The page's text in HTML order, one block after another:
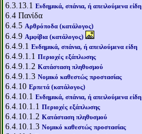
6.3.13.1 Ενδημικά, σπάνια, ή απειλούμενα είδη
6.4 Πανίδα
6.4.5 Αρθρόποδα (κατάλογος)
6.4.9 Αμφίβια (κατάλογος)
6.4.9.1 Ενδημικά, σπάνια, ή απειλούμενα είδη
6.4.9.1.1 Περιοχές εξάπλωσης
6.4.9.1.2 Κατάσταση πληθυσμού
6.4.9.1.3 Νομικό καθεστώς προστασίας
6.4.10 Ερπετά (κατάλογος)
6.4.10.1 Ενδημικά, σπάνια, ή απειλούμενα είδη
6.4.10.1.1 Περιοχές εξάπλωσης
6.4.10.1.2 Κατάσταση πληθυσμού
6.4.10.1.3 Νομικό καθεστώς προστασίας